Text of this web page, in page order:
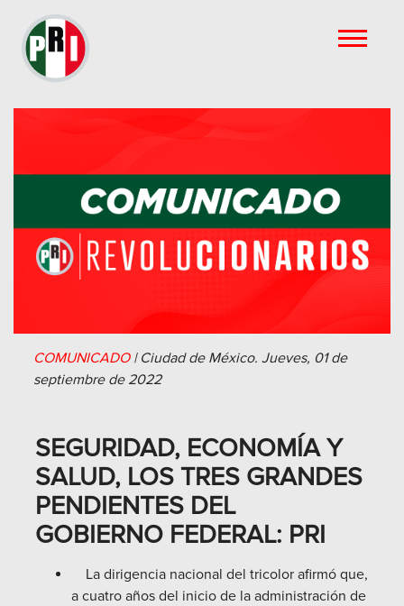
COMUNICADO| Ciudad de México. Jueves, 01 de
septiembre de 2022
SEGURIDAD, ECONOMÍA Y
SALUD, LOS TRES GRANDES
PENDIENTES DEL
GOBIERNO FEDERAL: PRI
La dirigencia nacional del tricolor afirmó que,
a cuatro años del inicio de la administración de